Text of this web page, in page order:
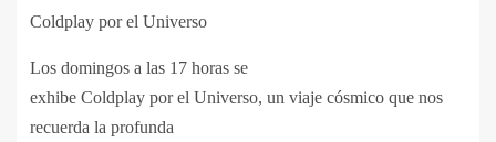
Coldplay por el Universo
Los domingos a las 17 horas se
exhibe Coldplay por el Universo, un viaje cósmico que nos
recuerda la profunda